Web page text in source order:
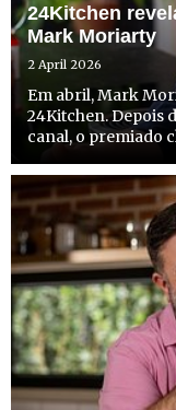
24Kitchen
Mark Moriarty
2 April 2026
Em abril, Mark
24Kitchen. Depois
canal, o premiado
espectadores a
casa e a criar